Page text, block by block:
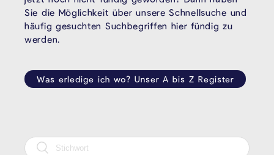
Sie die Möglichkeit über unsere Schnellsuche und
häufig gesuchten Suchbegriffen hier fündig zu
werden.
Was erledige ich wo? Unser A bis Z Register